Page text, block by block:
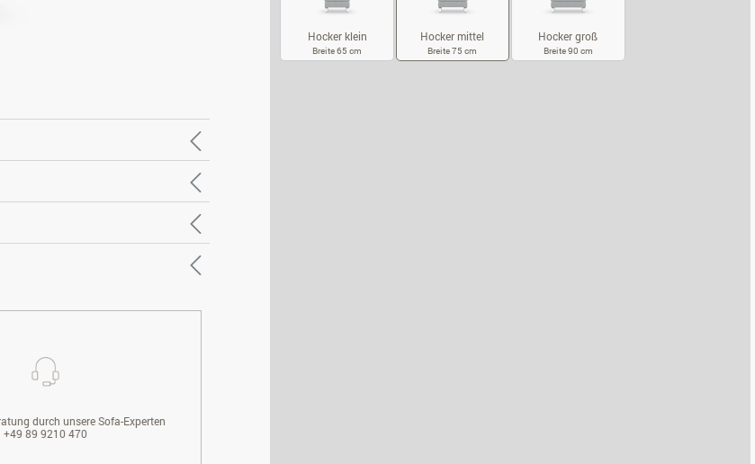
Hocker klein
Breite 65 cm
Hocker mittel
Breite 75 cm
Hocker groß
Breite 90 cm
durch unsere Sofa-Experten
+49 89 9210 470